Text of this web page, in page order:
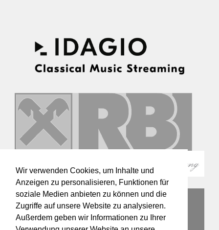
Wir verwenden Cookies, um Inhalte und
Anzeigen zu personalisieren, Funktionen für
soziale Medien anbieten zu können und die
Zugriffe auf unsere Website zu analysieren.
Außerdem geben wir Informationen zu Ihrer